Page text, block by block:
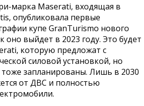
марка Maserati, входящая в
опубликовала первые
купе GranTurismo нового
оно выйдет в 2023 году. Это будет
которую предложат с
силовой установкой, но
запланированы. Лишь в 2030
от ДВС и полностью